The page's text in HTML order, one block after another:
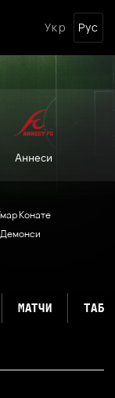
Укр Рус
Аннеси
Конате
МАТЧИ